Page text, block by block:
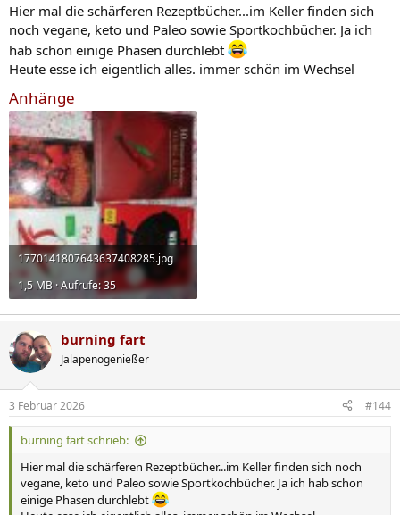
Hier mal die schärferen Rezeptbücher...im Keller finden sich
noch vegane, keto und Paleo sowie Sportkochbücher. Ja ich
hab schon einige Phasen durchlebt
Heute esse ich eigentlich alles. immer schön im Wechsel
Anhänge
1770141807643637408285.jpg
1,5 MB · Aufrufe: 35
burning fart
Jalapenogenießer
3 Februar 2026 #144
burning fart schrieb:
Hier mal die schärferen Rezeptbücher...im Keller finden sich noch
vegane, keto und Paleo sowie Sportkochbücher. Ja ich hab schon
einige Phasen durchlebt